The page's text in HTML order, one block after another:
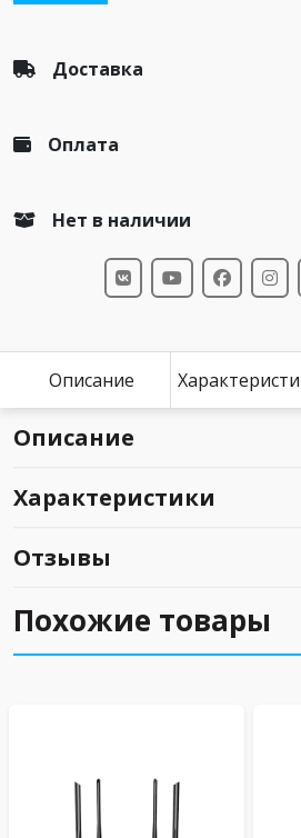
Доставка
Оплата
Нет в наличии
Описание
Описание
Характеристики
Отзывы
Похожие товары